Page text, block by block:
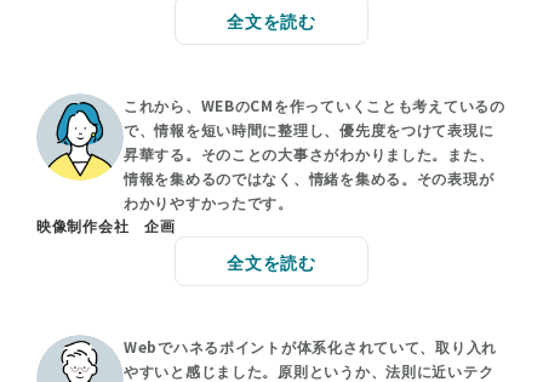
全文を読む
これから、WEBのCMを作っていくことも考えているの
で、情報を短い時間に整理し、優先度をつけて表現に
昇華する。そのことの大事さがわかりました。また、
情報を集めるのではなく、情緒を集める。その表現が
わかりやすかったです。
映像制作会社 企画
全文を読む
Webでハネるポイントが体系化されていて、取り入れ
やすいと感じました。原則というか、法則に近いテク